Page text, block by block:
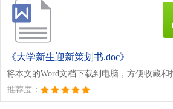
《大学新生迎新策划书.doc》
将本文的Word文档下载到电脑，方便收藏和
推荐度：